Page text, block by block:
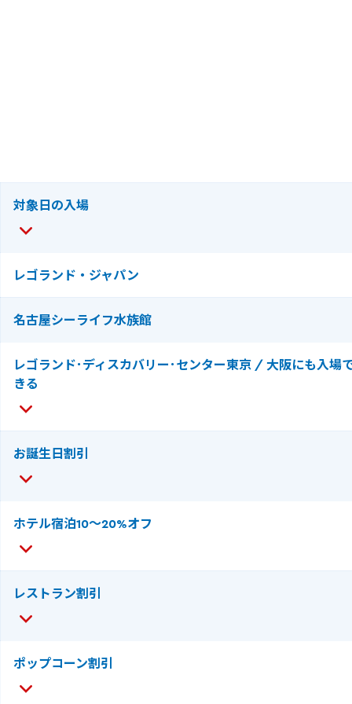
対象日の入場
レゴランド・ジャパン
名古屋シーライフ水族館
レゴランド･ディスカバリー･センター東京 / 大阪にも入場
きる
お誕生日割引
ホテル宿泊10～20%オフ
レストラン割引
ポップコーン割引